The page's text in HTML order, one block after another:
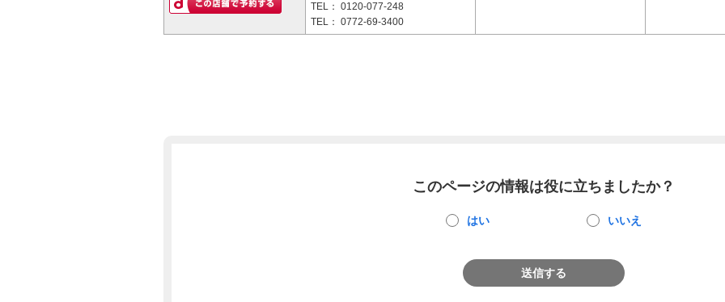
TEL： 0120-077-248
TEL： 0772-69-3400
このページの情報は役に立ちましたか？
はい いいえ
送信する